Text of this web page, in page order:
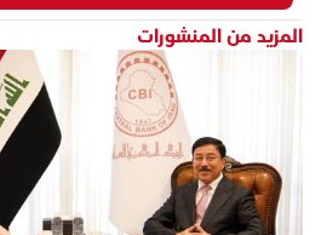
المزيد من المنشورات